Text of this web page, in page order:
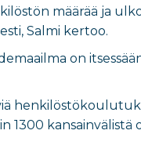
määrää ja
Salmi kertoo.
on
1300